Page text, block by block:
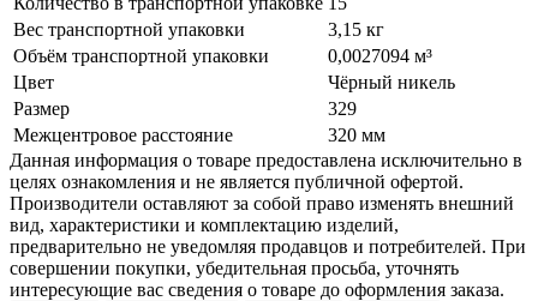
Вес транспортной упаковки
3,15 кг
Объём транспортной упаковки
0,0027094 м³
Цвет
Чёрный никель
Размер
329
Межцентровое расстояние
320 мм
Данная информация о товаре предоставлена исключительно в
целях ознакомления и не является публичной офертой.
Производители оставляют за собой право изменять внешний
вид, характеристики и комплектацию изделий,
предварительно не уведомляя продавцов и потребителей. При
совершении покупки, убедительная просьба, уточнять
интересующие вас сведения о товаре до оформления заказа.